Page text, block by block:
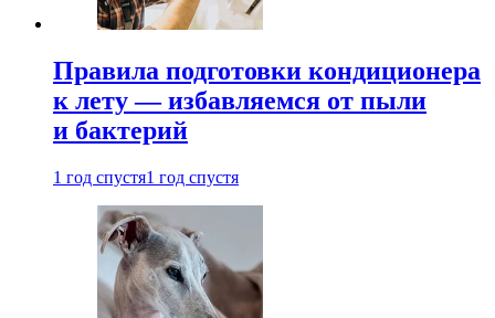
Правила подготовки кондиционера
к лету — избавляемся от пыли
и бактерий
1 год спустя1 год спустя